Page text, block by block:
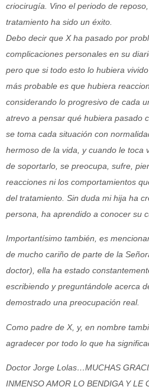
criocirugía. Vino el periodo de
tratamiento ha sido un éxito.
Debo decir que X ha pasado por
complicaciones personales en su
pero que si todo esto lo hubiera
más probable es que hubiera
considerando lo progresivo de cada
atrevo a pensar qué hubiera pasado
se toma cada situación con
hermoso de la vida, y cuando le toca
de soportarlo, se preocupa, sufre,
reacciones ni los comportamientos
del tratamiento. Sin duda mi hija ha
persona, ha aprendido a conocer su
Importantísimo también, es
de mucho cariño de parte de la
doctor), ella ha estado
escribiendo y preguntándole acerca
demostrado una preocupación real.
Como padre de X, y, en nombre
agradecer por todo lo que ha
Doctor Jorge Lolas…MUCHAS
INMENSO AMOR LO BENDIGA Y